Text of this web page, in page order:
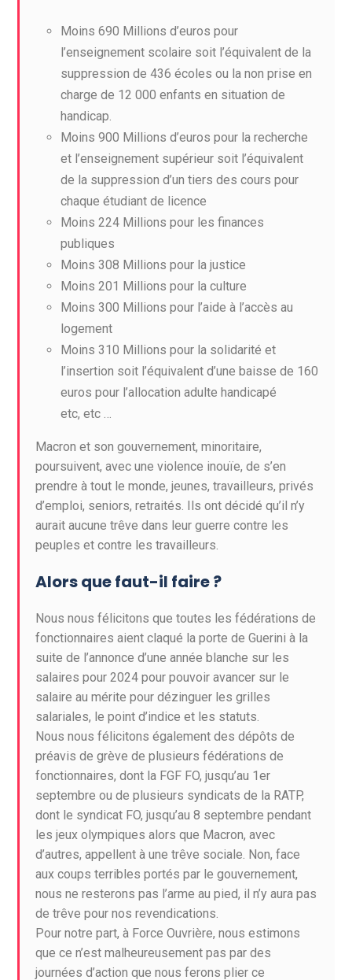
Moins 690 Millions d’euros pour
l’enseignement scolaire soit l’équivalent de la
suppression de 436 écoles ou la non prise en
charge de 12 000 enfants en situation de
handicap.
Moins 900 Millions d’euros pour la recherche
et l’enseignement supérieur soit l’équivalent
de la suppression d’un tiers des cours pour
chaque étudiant de licence
Moins 224 Millions pour les finances
publiques
Moins 308 Millions pour la justice
Moins 201 Millions pour la culture
Moins 300 Millions pour l’aide à l’accès au
logement
Moins 310 Millions pour la solidarité et
l’insertion soit l’équivalent d’une baisse de 160
euros pour l’allocation adulte handicapé
etc, etc …
Macron et son gouvernement, minoritaire,
poursuivent, avec une violence inouïe, de s’en
prendre à tout le monde, jeunes, travailleurs, privés
d’emploi, seniors, retraités. Ils ont décidé qu’il n’y
aurait aucune trêve dans leur guerre contre les
peuples et contre les travailleurs.
Alors que faut-il faire ?
Nous nous félicitons que toutes les fédérations de
fonctionnaires aient claqué la porte de Guerini à la
suite de l’annonce d’une année blanche sur les
salaires pour 2024 pour pouvoir avancer sur le
salaire au mérite pour dézinguer les grilles
salariales, le point d’indice et les statuts.
Nous nous félicitons également des dépôts de
préavis de grève de plusieurs fédérations de
fonctionnaires, dont la FGF FO, jusqu’au 1er
septembre ou de plusieurs syndicats de la RATP,
dont le syndicat FO, jusqu’au 8 septembre pendant
les jeux olympiques alors que Macron, avec
d’autres, appellent à une trêve sociale. Non, face
aux coups terribles portés par le gouvernement,
nous ne resterons pas l’arme au pied, il n’y aura pas
de trêve pour nos revendications.
Pour notre part, à Force Ouvrière, nous estimons
que ce n’est malheureusement pas par des
journées d’action que nous ferons plier ce